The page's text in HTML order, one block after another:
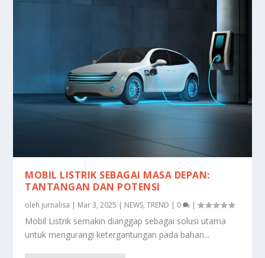
MOBIL LISTRIK SEBAGAI MASA DEPAN:
TANTANGAN DAN POTENSI
oleh jurnalisa | Mar 3, 2025 | NEWS,TREND | 0 |
Mobil Listrik semakin dianggap sebagai solusi utama
untuk mengurangi ketergantungan pada bahan...